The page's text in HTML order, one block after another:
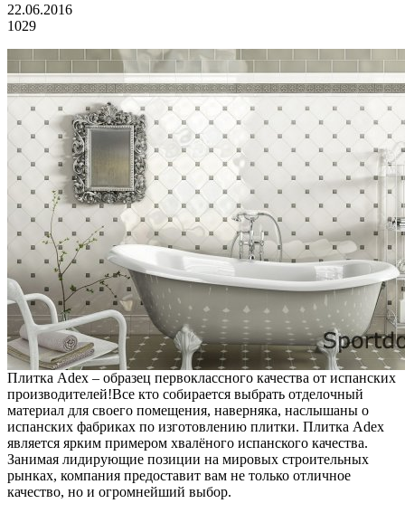
22.06.2016
1029
Плитка Аdex – образец первоклассного качества от испанских
производителей!Все кто собирается выбрать отделочный
материал для своего помещения, наверняка, наслышаны о
испанских фабриках по изготовлению плитки. Плитка Аdex
является ярким примером хвалёного испанского качества.
Занимая лидирующие позиции на мировых строительных
рынках, компания предоставит вам не только отличное
качество, но и огромнейший выбор.